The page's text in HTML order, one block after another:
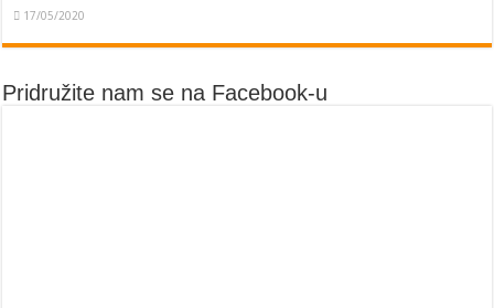
17/05/2020
Pridružite nam se na Facebook-u